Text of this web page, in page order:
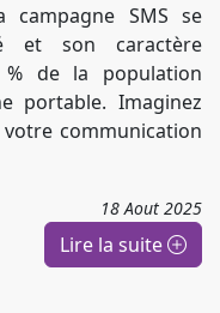
campagne SMS se
et son caractère
de la population
portable. Imaginez
communication
18 Aout 2025
Lire la suite